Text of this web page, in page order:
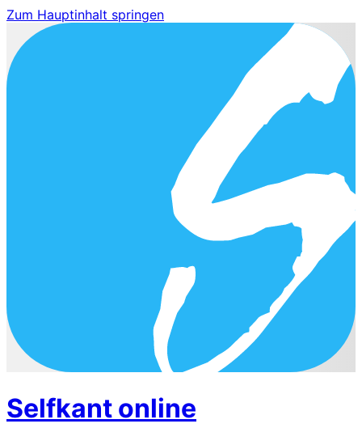
Zum Hauptinhalt springen
Selfkant online